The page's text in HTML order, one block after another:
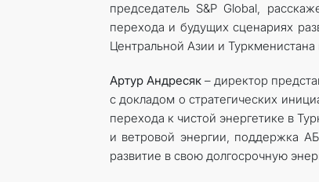
председатель S&P Global,
перехода и будущих сценариях
Центральной Азии и
Артур Андресяк– директор
с докладом о стратегических
перехода к чистой энергетике в
и ветровой энергии, поддержка
развитие в свою долгосрочную